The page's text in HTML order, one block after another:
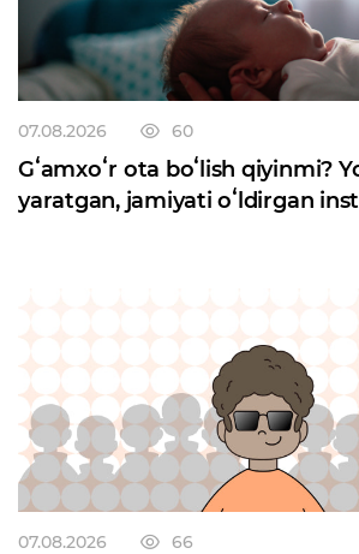
07.08.2026 60
Gʻamxoʻr ota boʻlish qiyinmi? Yoki tabiat
yaratgan, jamiyati oʻldirgan
07.08.2026 66